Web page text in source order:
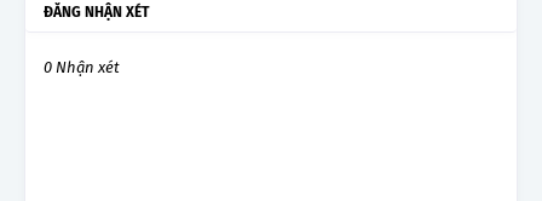
ĐĂNG NHẬN XÉT
0 Nhận xét